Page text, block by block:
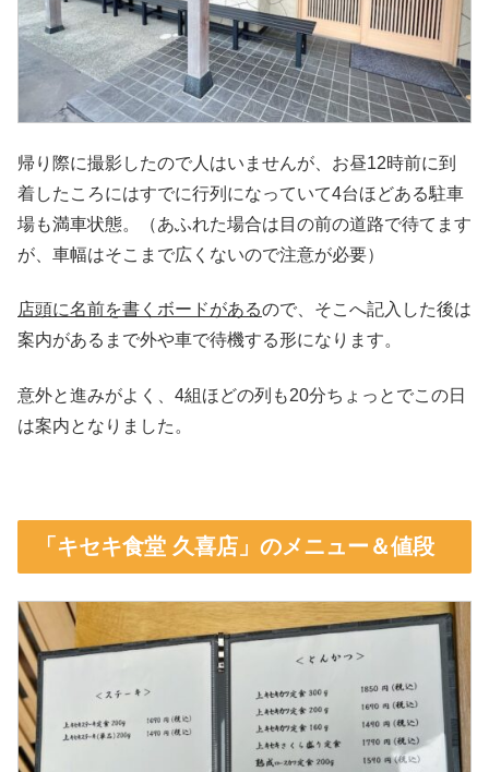
帰り際に撮影したので人はいませんが、お昼12時前に到
着したころにはすでに行列になっていて4台ほどある駐車
場も満車状態。（あふれた場合は目の前の道路で待てます
が、車幅はそこまで広くないので注意が必要）
店頭に名前を書くボードがあるので、そこへ記入した後は
案内があるまで外や車で待機する形になります。
意外と進みがよく、4組ほどの列も20分ちょっとでこの日
は案内となりました。
「キセキ食堂 久喜店」のメニュー＆値段